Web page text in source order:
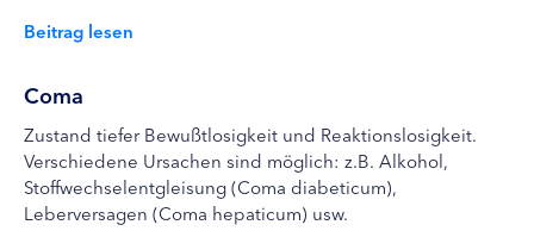
Beitrag lesen
Coma
Zustand tiefer Bewußtlosigkeit und Reaktionslosigkeit.
Verschiedene Ursachen sind möglich: z.B. Alkohol,
Stoffwechselentgleisung (Coma diabeticum),
Leberversagen (Coma hepaticum) usw.